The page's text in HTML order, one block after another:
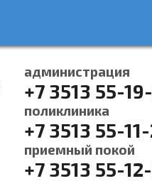
администрация
+7 3513 55-
поликлиника
+7 3513 55-
приемный покой
+7 3513 55-